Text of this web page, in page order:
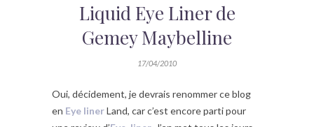
Liquid Eye Liner de
Gemey Maybelline
17/04/2010
Oui, décidement, je devrais renommer ce blog
en Eye linerLand, car c’est encore parti pour